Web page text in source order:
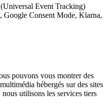
Event Tracking)
Google Consent Mode, Klarna,
pouvons vous montrer des
hébergés sur des sites
utilisons les services tiers